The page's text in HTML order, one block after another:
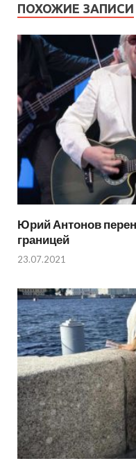
ПОХОЖИЕ ЗАПИСИ
Юрий Антонов
границей
23.07.2021